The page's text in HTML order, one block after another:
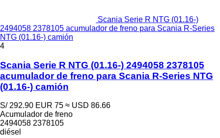
Scania Serie R NTG (01.16-)
2494058 2378105 acumulador de freno para Scania R-Series
NTG (01.16-) camión
4
Scania Serie R NTG (01.16-) 2494058 2378105
acumulador de freno para Scania R-Series NTG
(01.16-) camión
S/ 292.90 EUR 75 ≈ USD 86.66
Acumulador de freno
2494058 2378105
diésel